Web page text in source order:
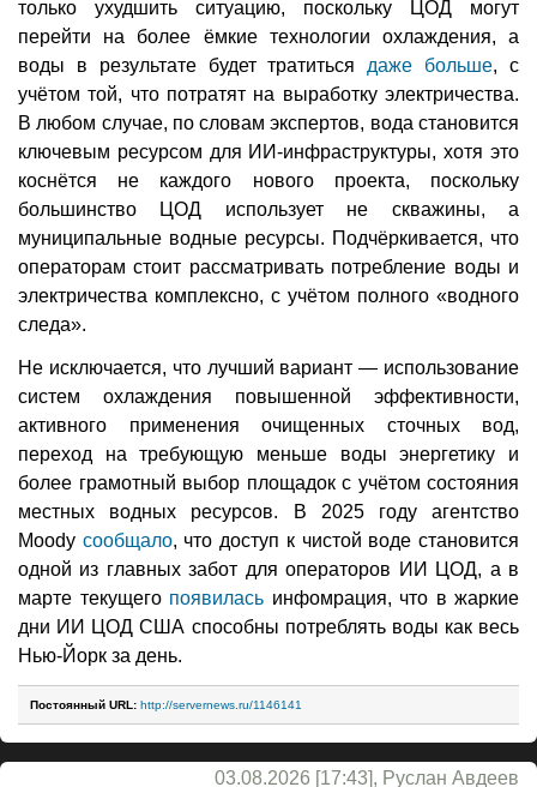
только ухудшить ситуацию, поскольку ЦОД могут
перейти на более ёмкие технологии охлаждения, а
воды в результате будет тратиться даже больше, с
учётом той, что потратят на выработку электричества.
В любом случае, по словам экспертов, вода становится
ключевым ресурсом для ИИ-инфраструктуры, хотя это
коснётся не каждого нового проекта, поскольку
большинство ЦОД использует не скважины, а
муниципальные водные ресурсы. Подчёркивается, что
операторам стоит рассматривать потребление воды и
электричества комплексно, с учётом полного «водного
следа».
Не исключается, что лучший вариант — использование
систем охлаждения повышенной эффективности,
активного применения очищенных сточных вод,
переход на требующую меньше воды энергетику и
более грамотный выбор площадок с учётом состояния
местных водных ресурсов. В 2025 году агентство
Moody сообщало, что доступ к чистой воде становится
одной из главных забот для операторов ИИ ЦОД, а в
марте текущего появилась инфомрация, что в жаркие
дни ИИ ЦОД США способны потреблять воды как весь
Нью-Йорк за день.
Постоянный URL: http://servernews.ru/1146141
03.08.2026 [17:43], Руслан Авдеев